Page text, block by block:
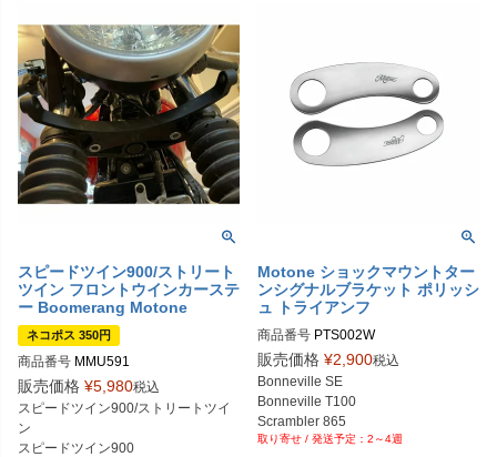
スピードツイン900/ストリート
ツイン フロントウインカーステ
ー Boomerang Motone
ネコポス 350円
商品番号 MMU591
販売価格 ¥5,980税込
スピードツイン900/ストリートツイ
ン
スピードツイン900
Motone ショックマウントター
ンシグナルブラケット ポリッシ
ュ トライアンフ
商品番号 PTS002W
Biker's型番：MT1080
販売価格 ¥2,900税込
Bonneville SE
Bonneville T100
Scrambler 865
Thruxton
2～4週